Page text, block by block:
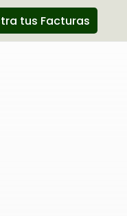
tus Facturas